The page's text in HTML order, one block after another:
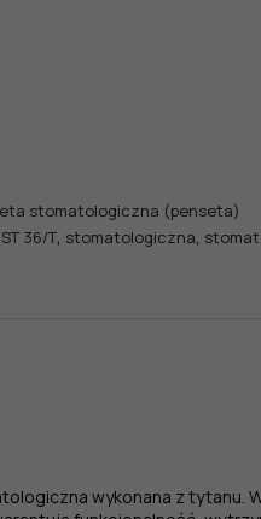
stomatologiczna (penseta)
ST 36/T, stomatologiczna,
wykonana z tytanu.